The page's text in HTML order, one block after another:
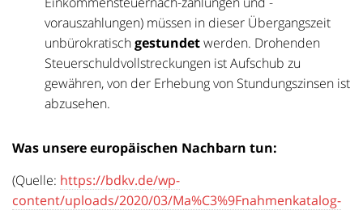
vorauszahlungen) müssen in dieser Übergangszeit
unbürokratischgestundetwerden. Drohenden
Steuerschuldvollstreckungen ist Aufschub zu
gewähren, von der Erhebung von Stundungszinsen ist
abzusehen.
Was unsere europäischen Nachbarn tun:
(Quelle: https://bdkv.de/wp-
content/uploads/2020/03/Ma%C3%9Fnahmenkatalog-